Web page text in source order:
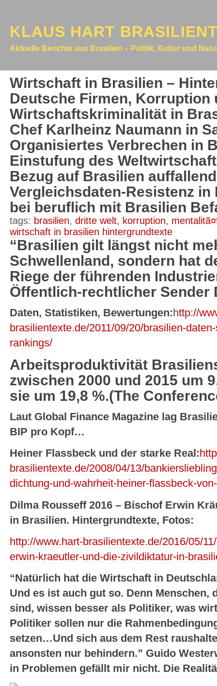
KLAUS HART
Aktuelle Berichte aus Brasilien – Politik, Kultur und
Wirtschaft in Brasilien –
Deutsche Firmen, Korruption
Wirtschaftskriminalität in
Chef Karlheinz Naumann in
Organisiertes Verbrechen in
Einstufung des
Bezug auf Brasilien
Vergleichsdaten-Resistenz
bei beruflich mit Brasilien
tags: brasilien, dritte welt, korruption,
wirtschaft in brasilien hintergrundtexte
“Brasilien gilt längst nicht
Schwellenland, sondern hat
Riege der führenden
Öffentlich-rechtlicher Sender
Daten, Statistiken, Bewertungen:http://
brasilientexte.de/2011/09/20/brasilien-
rankings/
Arbeitsproduktivität
zwischen 2000 und 2015 um
sie um 19,8 %.(The
Laut Global Finance Magazine lag
BIP pro Kopf…
Heiner Flassbeck und der starke Real:
brasilientexte.de/2008/04/13/
dichtung-und-wahrheit-heiner-flassbeck-
Dilma Rousseff 2016 – Bischof Erwin
in Brasilien. Hintergrundtexte, Fotos:
http://www.hart-brasilientexte.de/2016/05/
erwin-kraeutler-und-die-zivildiktatur-in-
“Natürlich hat die Wirtschaft in
Und es ist auch gut so. Denn Menschen,
sind, wissen besser als Politiker, was
Politiker sollen nur die
setzen…Und sich aus dem Rest
ansonsten nur behindern.” Guido
in Problemen gefällt mir nicht. Die